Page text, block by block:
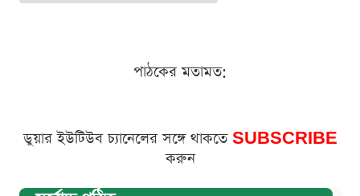
পাঠকের মতামত:
ডুয়ার ইউটিউব চ্যানেলের সঙ্গে থাকতে SUBSCRIBE
করুন